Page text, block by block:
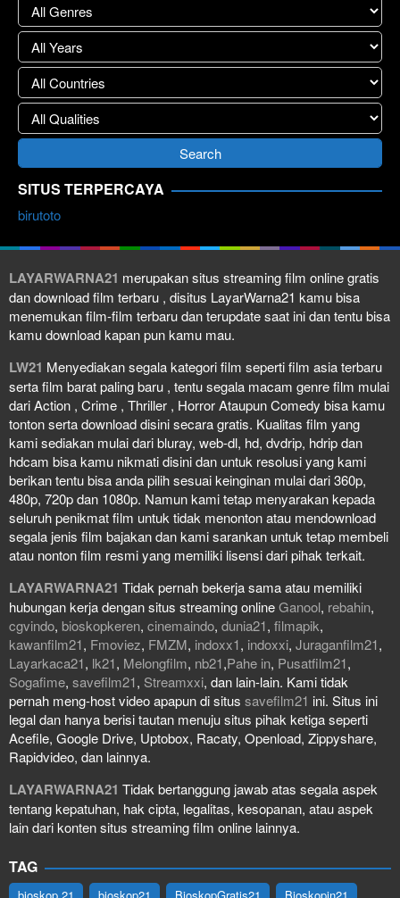
SITUS TERPERCAYA
birutoto
LAYARWARNA21 merupakan situs streaming film online gratis
dan download film terbaru , disitus LayarWarna21 kamu bisa
menemukan film-film terbaru dan terupdate saat ini dan tentu bisa
kamu download kapan pun kamu mau.
LW21 Menyediakan segala kategori film seperti film asia terbaru
serta film barat paling baru , tentu segala macam genre film mulai
dari Action , Crime , Thriller , Horror Ataupun Comedy bisa kamu
tonton serta download disini secara gratis. Kualitas film yang
kami sediakan mulai dari bluray, web-dl, hd, dvdrip, hdrip dan
hdcam bisa kamu nikmati disini dan untuk resolusi yang kami
berikan tentu bisa anda pilih sesuai keinginan mulai dari 360p,
480p, 720p dan 1080p. Namun kami tetap menyarakan kepada
seluruh penikmat film untuk tidak menonton atau mendownload
segala jenis film bajakan dan kami sarankan untuk tetap membeli
atau nonton film resmi yang memiliki lisensi dari pihak terkait.
LAYARWARNA21 Tidak pernah bekerja sama atau memiliki
hubungan kerja dengan situs streaming onlineGanool, rebahin,
cgvindo, bioskopkeren, cinemaindo, dunia21, filmapik,
kawanfilm21, Fmoviez, FMZM, indoxx1, indoxxi, Juraganfilm21,
Layarkaca21, lk21, Melongfilm, nb21,Pahe in, Pusatfilm21,
Sogafime, savefilm21, Streamxxi, dan lain-lain. Kami tidak
pernah meng-host video apapun di situs savefilm21 ini. Situs ini
legal dan hanya berisi tautan menuju situs pihak ketiga seperti
Acefile, Google Drive, Uptobox, Racaty, Openload, Zippyshare,
Rapidvideo, dan lainnya.
LAYARWARNA21 Tidak bertanggung jawab atas segala aspek
tentang kepatuhan, hak cipta, legalitas, kesopanan, atau aspek
lain dari konten situs streaming film online lainnya.
TAG